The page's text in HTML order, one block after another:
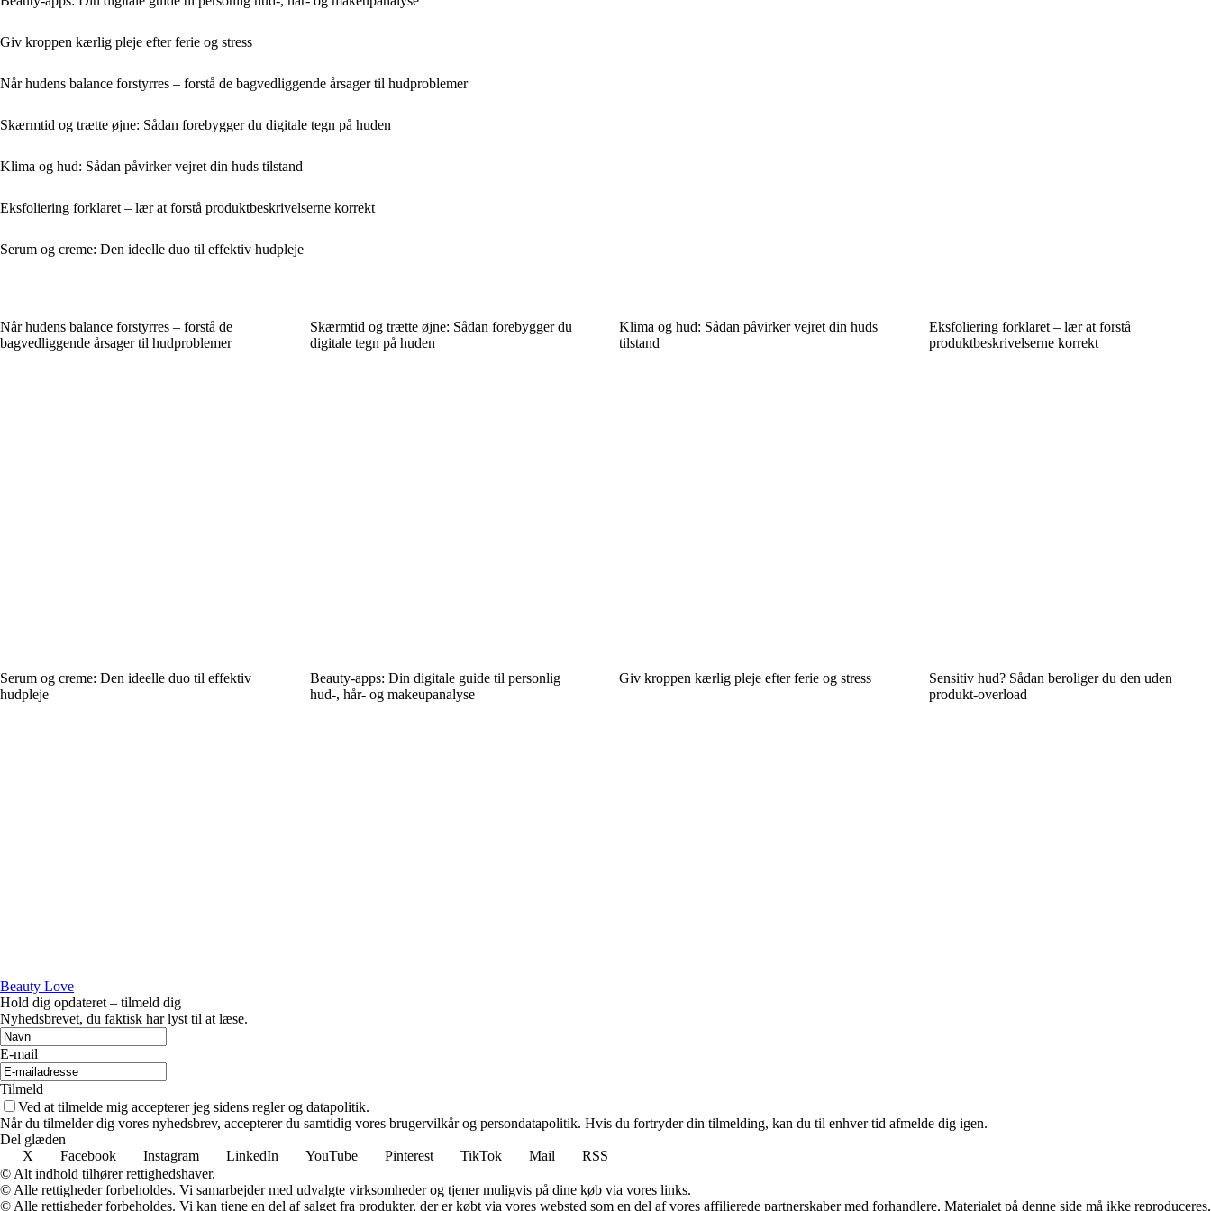
Giv kroppen kærlig pleje efter ferie og stress
Når hudens balance forstyrres – forstå de bagvedliggende årsager til hudproblemer
Skærmtid og trætte øjne: Sådan forebygger du digitale tegn på huden
Klima og hud: Sådan påvirker vejret din huds tilstand
Eksfoliering forklaret – lær at forstå produktbeskrivelserne korrekt
Serum og creme: Den ideelle duo til effektiv hudpleje
Når hudens balance forstyrres – forstå de
bagvedliggende årsager til hudproblemer
Skærmtid og trætte øjne: Sådan forebygger du
digitale tegn på huden
Klima og hud: Sådan påvirker vejret din huds
tilstand
Eksfoliering forklaret – lær at forstå
produktbeskrivelserne korrekt
Serum og creme: Den ideelle duo til effektiv
hudpleje
Beauty-apps: Din digitale guide til personlig
hud-, hår- og makeupanalyse
Giv kroppen kærlig pleje efter ferie og stress
Sensitiv hud? Sådan beroliger du den uden
produkt-overload
Beauty Love
Hold dig opdateret – tilmeld dig
Nyhedsbrevet, du faktisk har lyst til at læse.
E-mail
Tilmeld
Ved at tilmelde mig accepterer jeg sidens regler og datapolitik.
Når du tilmelder dig vores nyhedsbrev, accepterer du samtidig vores brugervilkår og persondatapolitik. Hvis du fortryder din tilmelding, kan du til enhver tid afmelde dig igen.
Del glæden
X
Facebook Instagram LinkedIn YouTube Pinterest TikTok Mail
RSS
© Alt indhold tilhører rettighedshaver.
© Alle rettigheder forbeholdes. Vi samarbejder med udvalgte virksomheder og tjener muligvis på dine køb via vores links.
© Alle rettigheder forbeholdes. Vi kan tjene en del af salget fra produkter, der er købt via vores websted som en del af vores affilierede partnerskaber med forhandlere. Materialet på denne side må ikke reproduceres,